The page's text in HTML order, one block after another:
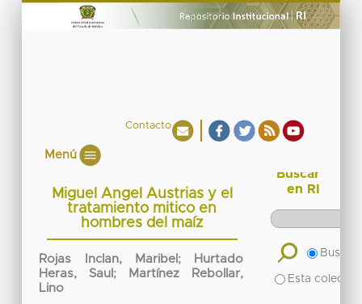
Contacto
Menú
Miguel Angel Austrias y el
tratamiento mitico en
hombres del maíz
Rojas Inclan, Maribel ;
Hurtado
Heras, Saul ;
Martínez Rebollar,
Lino
Buscar
en RI
Buscar
Esta